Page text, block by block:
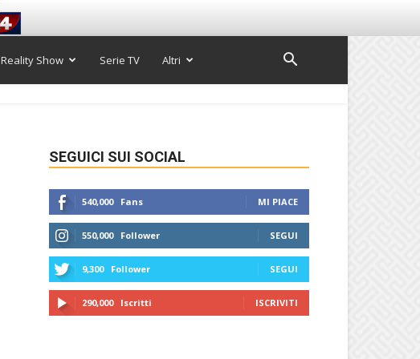
Reality Show Serie TV Altri
SEGUICI SUI SOCIAL
540,000 Fans MI PIACE
550,000 Follower SEGUI
9,300 Follower SEGUI
290,000 Iscritti ISCRIVITI